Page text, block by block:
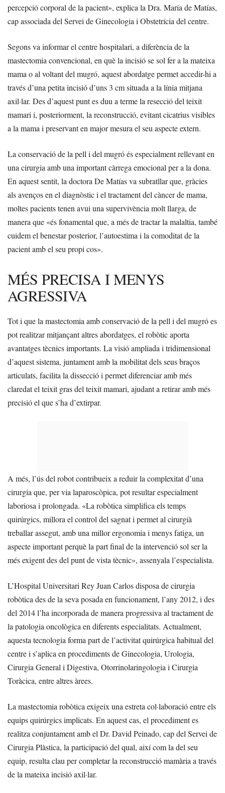
percepció corporal de la pacient», explica la Dra. María de Matías,
cap associada del Servei de Ginecologia i Obstetrícia del centre.
Segons va informar el centre hospitalari, a diferència de la
mastectomia convencional, en què la incisió se sol fer a la mateixa
mama o al voltant del mugró, aquest abordatge permet accedir-hi a
través d’una petita incisió d’uns 3 cm situada a la línia mitjana
axil·lar. Des d’aquest punt es duu a terme la resecció del teixit
mamari i, posteriorment, la reconstrucció, evitant cicatrius visibles
a la mama i preservant en major mesura el seu aspecte extern.
La conservació de la pell i del mugró és especialment rellevant en
una cirurgia amb una important càrrega emocional per a la dona.
En aquest sentit, la doctora De Matías va subratllar que, gràcies
als avenços en el diagnòstic i el tractament del càncer de mama,
moltes pacients tenen avui una supervivència molt llarga, de
manera que «és fonamental que, a més de tractar la malaltia, també
cuidem el benestar posterior, l’autoestima i la comoditat de la
pacient amb el seu propi cos».
MÉS PRECISA I MENYS
AGRESSIVA
Tot i que la mastectomia amb conservació de la pell i del mugró es
pot realitzar mitjançant altres abordatges, el robòtic aporta
avantatges tècnics importants. La visió ampliada i tridimensional
d’aquest sistema, juntament amb la mobilitat dels seus braços
articulats, facilita la dissecció i permet diferenciar amb més
claredat el teixit gras del teixit mamari, ajudant a retirar amb més
precisió el que s’ha d’extirpar.
A més, l’ús del robot contribueix a reduir la complexitat d’una
cirurgia que, per via laparoscòpica, pot resultar especialment
laboriosa i prolongada. «La robòtica simplifica els temps
quirúrgics, millora el control del sagnat i permet al cirurgià
treballar assegut, amb una millor ergonomia i menys fatiga, un
aspecte important perquè la part final de la intervenció sol ser la
més exigent des del punt de vista tècnic», assenyala l’especialista.
L’Hospital Universitari Rey Juan Carlos disposa de cirurgia
robòtica des de la seva posada en funcionament, l’any 2012, i des
del 2014 l’ha incorporada de manera progressiva al tractament de
la patologia oncològica en diferents especialitats. Actualment,
aquesta tecnologia forma part de l’activitat quirúrgica habitual del
centre i s’aplica en procediments de Ginecologia, Urologia,
Cirurgia General i Digestiva, Otorrinolaringologia i Cirurgia
Toràcica, entre altres àrees.
La mastectomia robòtica exigeix una estreta col·laboració entre els
equips quirúrgics implicats. En aquest cas, el procediment es
realitza conjuntament amb el Dr. David Peinado, cap del Servei de
Cirurgia Plàstica, la participació del qual, així com la del seu
equip, resulta clau per completar la reconstrucció mamària a través
de la mateixa incisió axil·lar.